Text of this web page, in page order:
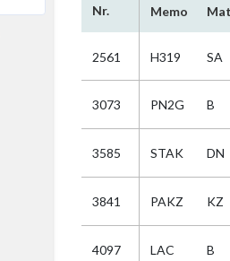
Nr. Memo
2561 H319 SA
3073 PN2G B
3585 STAK DN
3841 PAKZ KZ
4097 LAC B